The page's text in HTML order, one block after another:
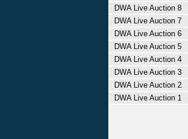
DWA Live Auction 8
DWA Live Auction 7
DWA Live Auction 6
DWA Live Auction 5
DWA Live Auction 4
DWA Live Auction 3
DWA Live Auction 2
DWA Live Auction 1